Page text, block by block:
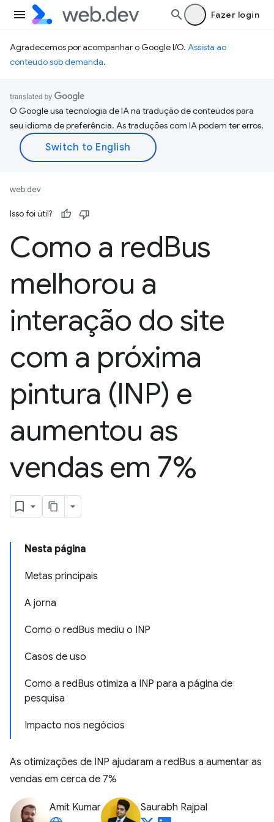
Fazer login
Agradecemos por acompanhar o Google I/O. Assista ao
conteúdo sob demanda.
O Google usa tecnologia de IA na tradução de conteúdos para
seu idioma de preferência. As traduções com IA podem ter erros.
web.dev
Isso foi útil?
Como a redBus
melhorou a
interação do site
com a próxima
pintura (INP) e
aumentou as
vendas em 7%
Nesta página
Metas principais
A jorna
Como o redBus mediu o INP
Casos de uso
Como a redBus otimiza a INP para a página de
pesquisa
Impacto nos negócios
As otimizações de INP ajudaram a redBus a aumentar as
vendas em cerca de 7%
Amit Kumar Saurabh Rajpal